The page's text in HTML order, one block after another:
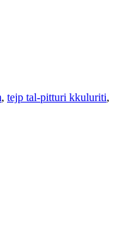
, tejp tal-pitturi kkuluriti,